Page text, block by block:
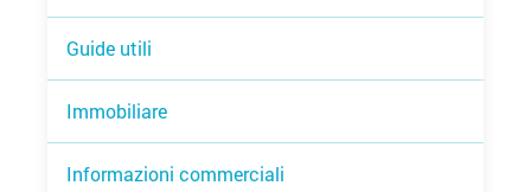
Guide utili
Immobiliare
Informazioni commerciali